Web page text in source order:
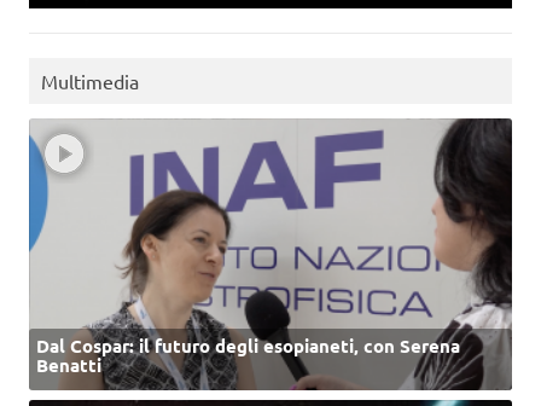
Multimedia
Dal Cospar: il futuro degli esopianeti, con Serena
Benatti